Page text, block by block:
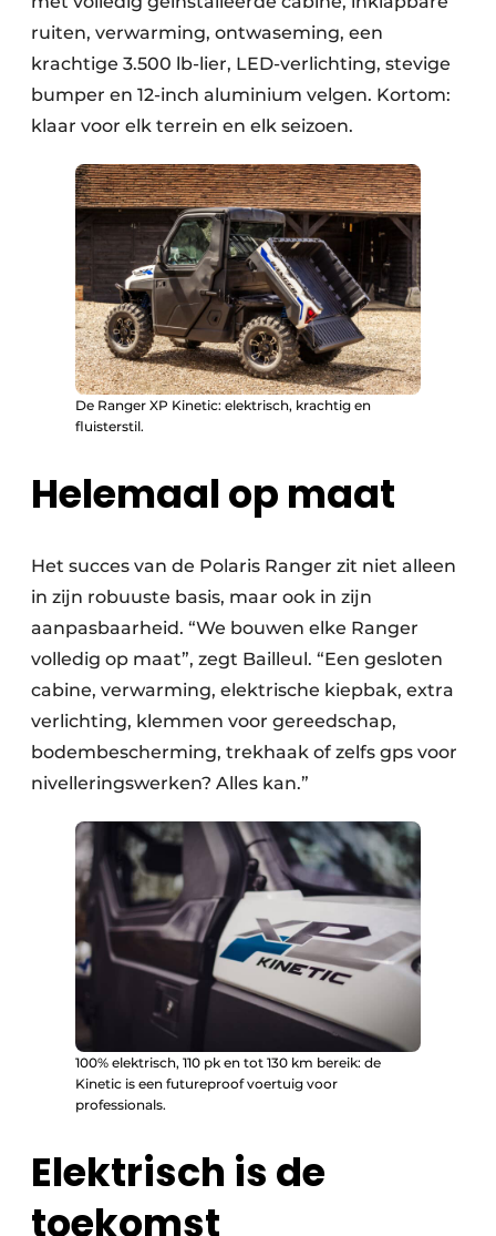
ruiten, verwarming, ontwaseming, een
krachtige 3.500 lb-lier, LED-verlichting, stevige
bumper en 12-inch aluminium velgen. Kortom:
klaar voor elk terrein en elk seizoen.
De Ranger XP Kinetic: elektrisch, krachtig en
fluisterstil.
Helemaal op maat
Het succes van de Polaris Ranger zit niet alleen
in zijn robuuste basis, maar ook in zijn
aanpasbaarheid. “We bouwen elke Ranger
volledig op maat”, zegt Bailleul. “Een gesloten
cabine, verwarming, elektrische kiepbak, extra
verlichting, klemmen voor gereedschap,
bodembescherming, trekhaak of zelfs gps voor
nivelleringswerken? Alles kan.”
100% elektrisch, 110 pk en tot 130 km bereik: de
Kinetic is een futureproof voertuig voor
professionals.
Elektrisch is de
toekomst